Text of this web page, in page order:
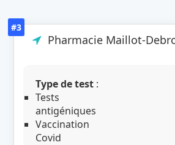
#3
Pharmacie Maillot-
Type de test:
Tests
antigéniques
Vaccination
Covid